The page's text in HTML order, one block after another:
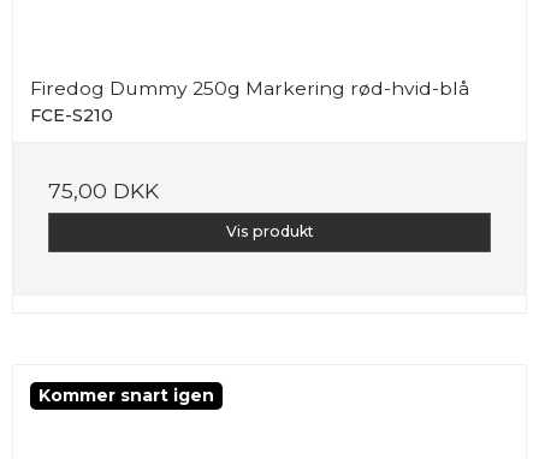
Firedog Dummy 250g Markering rød-hvid-blå
FCE-S210
75,00 DKK
Vis produkt
Kommer snart igen